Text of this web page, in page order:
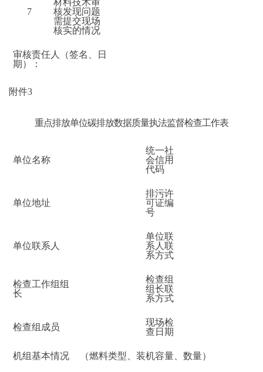
7
材料技术审
核发现问题
需提交现场
核实的情况
审核责任人（签名、日
期）：
附件3
重点排放单位碳排放数据质量执法监督检查工作表
单位名称
统一社
会信用
代码
单位地址
排污许
可证编
号
单位联系人
单位联
系人联
系方式
检查工作组组
长
检查组
组长联
系方式
检查组成员
现场检
查日期
机组基本情况 （燃料类型、装机容量、数量）